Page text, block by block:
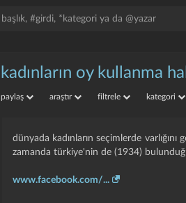
kadınların oy kullanma
paylaş araştır filtrele kategori
dünyada kadınların seçimlerde varlığını
zamanda türkiye'nin de (1934)
www.facebook.com/...